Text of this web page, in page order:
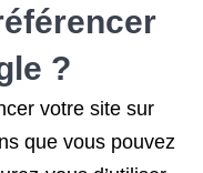
?
votre site sur
que vous pouvez